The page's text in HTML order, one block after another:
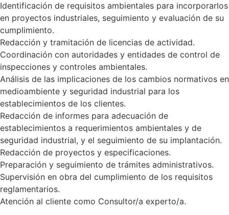
Identificación de requisitos ambientales para incorporarlos
en proyectos industriales, seguimiento y evaluación de su
cumplimiento.
Redacción y tramitación de licencias de actividad.
Coordinación con autoridades y entidades de control de
inspecciones y controles ambientales.
Análisis de las implicaciones de los cambios normativos en
medioambiente y seguridad industrial para los
establecimientos de los clientes.
Redacción de informes para adecuación de
establecimientos a requerimientos ambientales y de
seguridad industrial, y el seguimiento de su implantación.
Redacción de proyectos y especificaciones.
Preparación y seguimiento de trámites administrativos.
Supervisión en obra del cumplimiento de los requisitos
reglamentarios.
Atención al cliente como Consultor/a experto/a.